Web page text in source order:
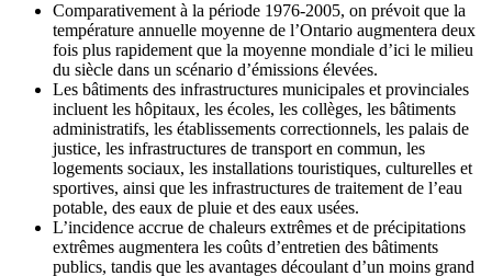
Comparativement à la période 1976-2005, on prévoit que la
température annuelle moyenne de l’Ontario augmentera deux
fois plus rapidement que la moyenne mondiale d’ici le milieu
du siècle dans un scénario d’émissions élevées.
Les bâtiments des infrastructures municipales et provinciales
incluent les hôpitaux, les écoles, les collèges, les bâtiments
administratifs, les établissements correctionnels, les palais de
justice, les infrastructures de transport en commun, les
logements sociaux, les installations touristiques, culturelles et
sportives, ainsi que les infrastructures de traitement de l’eau
potable, des eaux de pluie et des eaux usées.
L’incidence accrue de chaleurs extrêmes et de précipitations
extrêmes augmentera les coûts d’entretien des bâtiments
publics, tandis que les avantages découlant d’un moins grand